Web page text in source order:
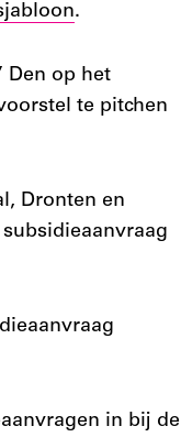
.
Den op het
te pitchen
Dronten en
in bij de